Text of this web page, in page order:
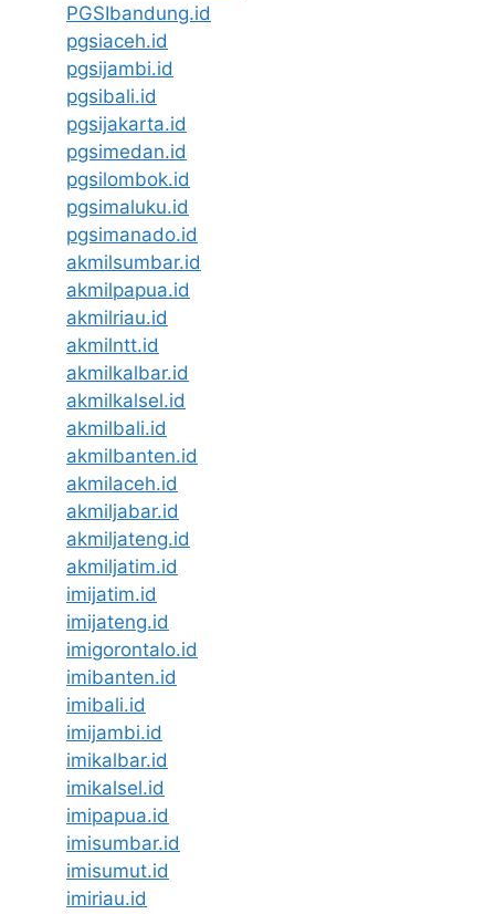
PGSIbandung.id
pgsiaceh.id
pgsijambi.id
pgsibali.id
pgsijakarta.id
pgsimedan.id
pgsilombok.id
pgsimaluku.id
pgsimanado.id
akmilsumbar.id
akmilpapua.id
akmilriau.id
akmilntt.id
akmilkalbar.id
akmilkalsel.id
akmilbali.id
akmilbanten.id
akmilaceh.id
akmiljabar.id
akmiljateng.id
akmiljatim.id
imijatim.id
imijateng.id
imigorontalo.id
imibanten.id
imibali.id
imijambi.id
imikalbar.id
imikalsel.id
imipapua.id
imisumbar.id
imisumut.id
imiriau.id